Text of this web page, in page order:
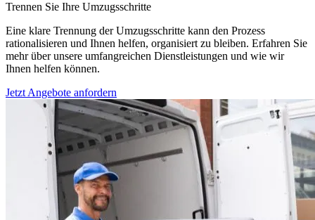
Trennen Sie Ihre Umzugsschritte
Eine klare Trennung der Umzugsschritte kann den Prozess
rationalisieren und Ihnen helfen, organisiert zu bleiben. Erfahren Sie
mehr über unsere umfangreichen Dienstleistungen und wie wir
Ihnen helfen können.
Jetzt Angebote anfordern